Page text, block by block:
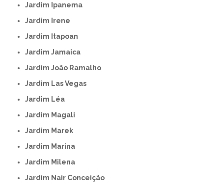
Jardim Ipanema
Jardim Irene
Jardim Itapoan
Jardim Jamaica
Jardim João Ramalho
Jardim Las Vegas
Jardim Léa
Jardim Magali
Jardim Marek
Jardim Marina
Jardim Milena
Jardim Nair Conceição